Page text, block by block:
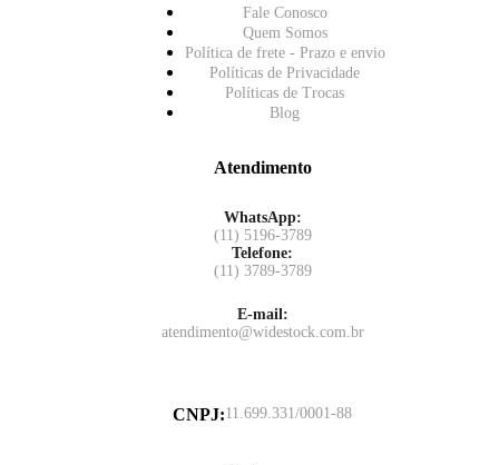
Fale Conosco
Quem Somos
Política de frete - Prazo e envio
Políticas de Privacidade
Políticas de Trocas
Blog
Atendimento
WhatsApp:
(11) 5196-3789
Telefone:
(11) 3789-3789
E-mail:
atendimento@widestock.com.br
CNPJ:11.699.331/0001-88